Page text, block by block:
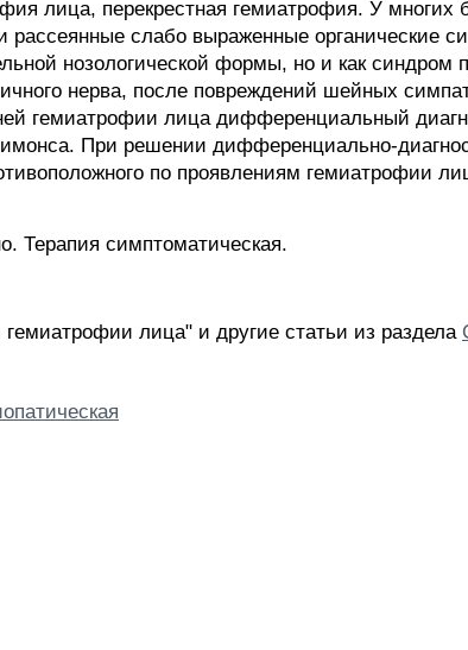
лица, перекрестная гемиатрофия. У многих
рассеянные слабо выраженные органические
нозологической формы, но и как синдром
нерва, после повреждений шейных
гемиатрофии лица дифференциальный
При решении дифференциально-
по проявлениям гемиатрофии
Терапия симптоматическая.
лица" и другие статьи из раздела